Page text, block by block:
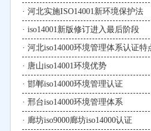
· 河北实施ISO14001新环境保护法
· iso14001新版修订进入最后阶段
· 河北iso14000环境管理体系认证特
· 唐山iso14001环境优势
· 邯郸iso14000环境管理认证
· 邢台iso14000环境管理体系
· 廊坊iso9000廊坊iso14000认证